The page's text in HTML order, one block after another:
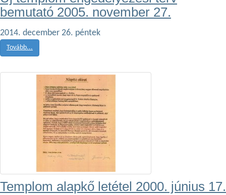
bemutató 2005. november 27.
2014. december 26. péntek
Tovább...
Templom alapkő letétel 2000. június 17.